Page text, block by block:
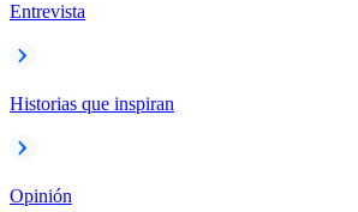
Entrevista
Historias que inspiran
Opinión